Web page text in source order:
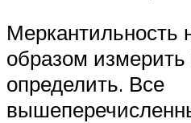
Меркантильность
образом измерить
определить. Все